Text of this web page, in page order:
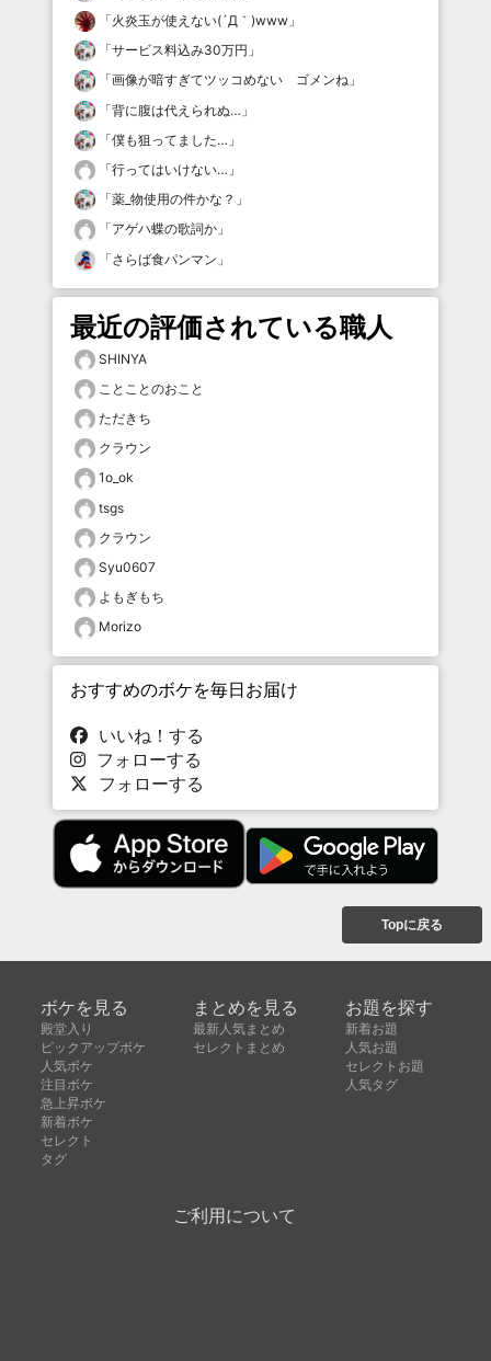
「火炎玉が使えない(´Д｀)www 」
「サービス料込み30万円 」
「画像が暗すぎてツッコめない ゴメンね 」
「背に腹は代えられぬ… 」
「僕も狙ってました… 」
「行ってはいけない… 」
「薬_物使用の件かな？ 」
「アゲハ蝶の歌詞か 」
「さらば食パンマン 」
最近の評価されている職人
SHINYA
ことことのおこと
ただきち
クラウン
1o_ok
tsgs
クラウン
Syu0607
よもぎもち
Morizo
おすすめのボケを毎日お届け
いいね！する
フォローする
フォローする
Topに戻る
ボケを見る
殿堂入り
ピックアップボケ
人気ボケ
注目ボケ
急上昇ボケ
新着ボケ
セレクト
タグ
まとめを見る
最新人気まとめ
セレクトまとめ
お題を探す
新着お題
人気お題
セレクトお題
人気タグ
ご利用について